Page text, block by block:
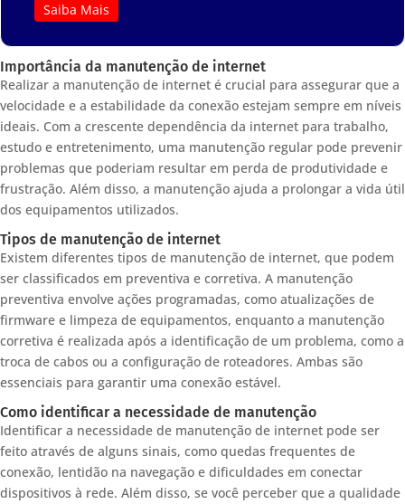
Saiba Mais
Importância da manutenção de internet
Realizar a manutenção de internet é crucial para assegurar que a
velocidade e a estabilidade da conexão estejam sempre em níveis
ideais. Com a crescente dependência da internet para trabalho,
estudo e entretenimento, uma manutenção regular pode prevenir
problemas que poderiam resultar em perda de produtividade e
frustração. Além disso, a manutenção ajuda a prolongar a vida útil
dos equipamentos utilizados.
Tipos de manutenção de internet
Existem diferentes tipos de manutenção de internet, que podem
ser classificados em preventiva e corretiva. A manutenção
preventiva envolve ações programadas, como atualizações de
firmware e limpeza de equipamentos, enquanto a manutenção
corretiva é realizada após a identificação de um problema, como a
troca de cabos ou a configuração de roteadores. Ambas são
essenciais para garantir uma conexão estável.
Como identificar a necessidade de manutenção
Identificar a necessidade de manutenção de internet pode ser
feito através de alguns sinais, como quedas frequentes de
conexão, lentidão na navegação e dificuldades em conectar
dispositivos à rede. Além disso, se você perceber que a qualidade